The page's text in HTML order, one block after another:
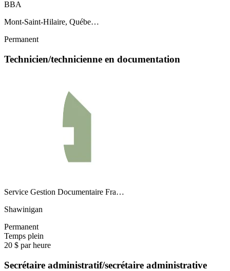
BBA
Mont-Saint-Hilaire, Québe…
Permanent
Technicien/technicienne en documentation
Service Gestion Documentaire Fra…
Shawinigan
Permanent
Temps plein
20 $ par heure
Secrétaire administratif/secrétaire administrative